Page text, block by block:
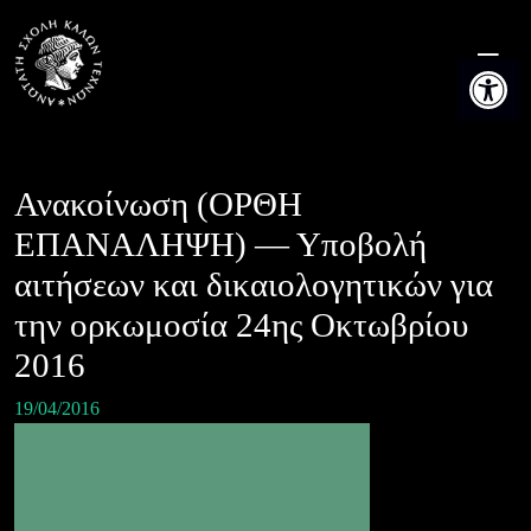
Ανοίξτε
content
Ανακοίνωση (OΡΘΗ
ΕΠΑΝΑΛΗΨΗ) — Υποβολή
αιτήσεων και δικαιολογητικών για
την ορκωμοσία 24ης Οκτωβρίου
2016
19/04/2016